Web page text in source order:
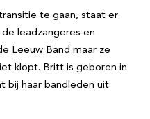
te gaan, staat er
leadzangeres en
Leeuw Band maar ze
klopt. Britt is geboren in
bij haar bandleden uit